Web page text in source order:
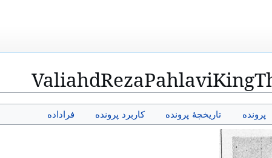
پرونده تاریخچهٔ پرونده کاربرد پرونده فراداده